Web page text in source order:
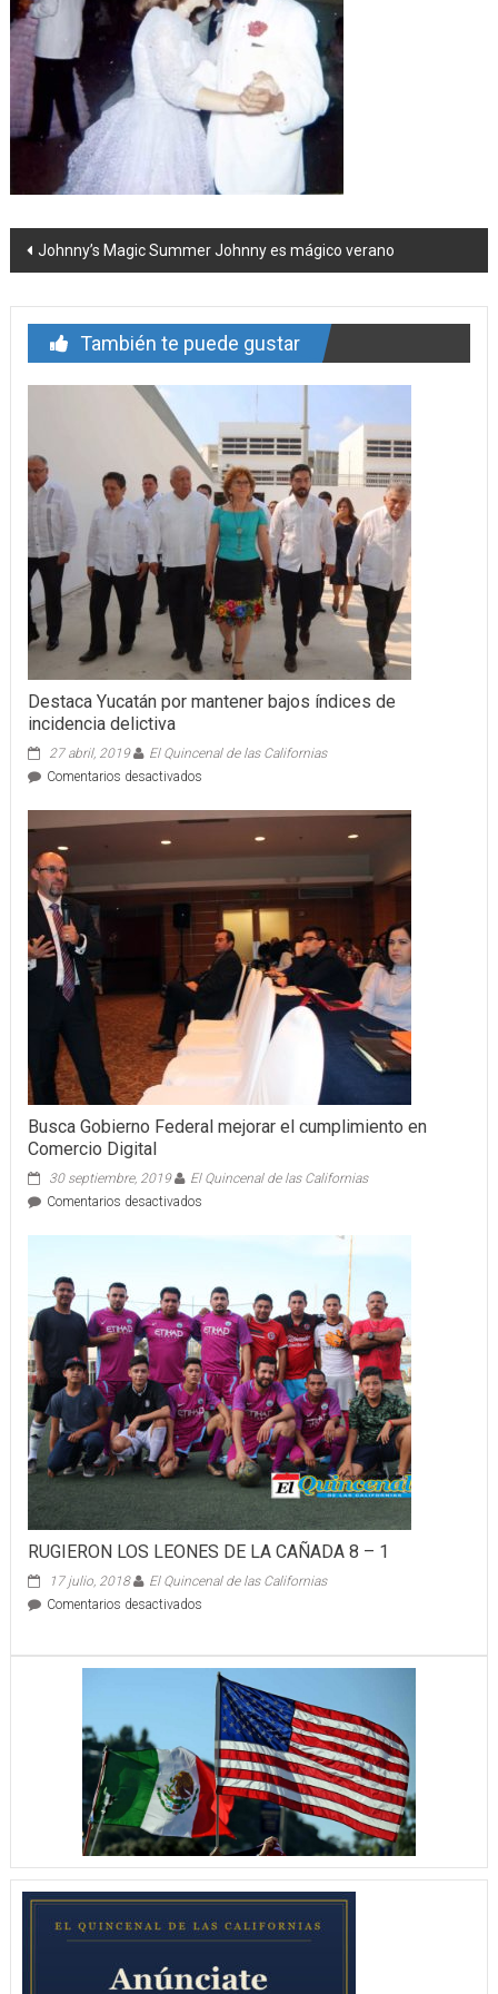
Navegación
entrada
Johnny’s Magic Summer Johnny es mágico verano
También te puede gustar
Destaca Yucatán por mantener bajos índices de
incidencia delictiva
27 abril, 2019
El Quincenal de las Californias
Comentarios desactivadosen
Yucatán
índices
de
incidencia
delictiva
Busca Gobierno Federal mejorar el cumplimiento en
Comercio Digital
30 septiembre, 2019
El Quincenal de las Californias
Comentarios desactivadosen
el
cumplimiento
en
Comercio
Digital
RUGIERON LOS LEONES DE LA CAÑADA 8 – 1
17 julio, 2018
El Quincenal de las Californias
Comentarios desactivadosen
DE
CAÑADA
–
1